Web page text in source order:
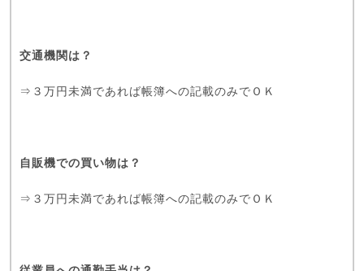
交通機関は？
⇒３万円未満であれば帳簿への記載のみでＯＫ
自販機での買い物は？
⇒３万円未満であれば帳簿への記載のみでＯＫ